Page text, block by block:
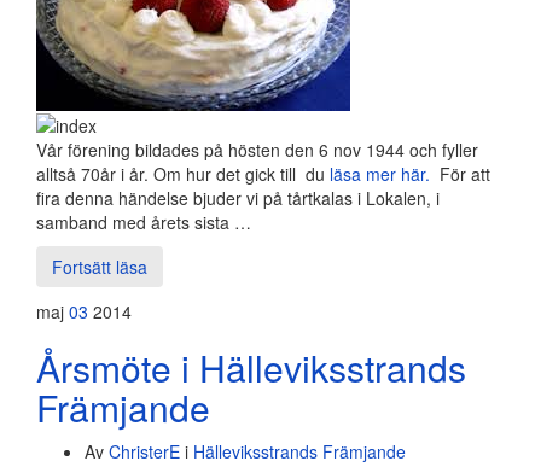
Vår förening bildades på hösten den 6 nov 1944 och fyller
alltså 70år i år. Om hur det gick till du läsa mer här. För att
fira denna händelse bjuder vi på tårtkalas i Lokalen, i
samband med årets sista …
Fortsätt läsa
maj 03 2014
Årsmöte i Hälleviksstrands
Främjande
Av ChristerE i Hälleviksstrands Främjande